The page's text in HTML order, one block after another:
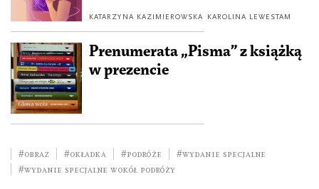
KATARZYNA KAZIMIEROWSKA KAROLINA LEWESTAM
Prenumerata „Pisma” z książką
w prezencie
#obraz #okładka #podróże
#wydanie specjalne
#Wydanie specjalne Wokół podróży